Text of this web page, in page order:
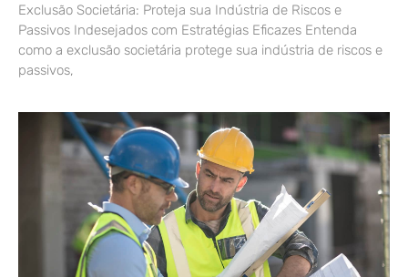
Exclusão Societária: Proteja sua Indústria de Riscos e
Passivos Indesejados com Estratégias Eficazes Entenda
como a exclusão societária protege sua indústria de riscos e
passivos,